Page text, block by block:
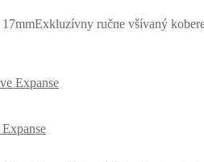
ručne všívaný